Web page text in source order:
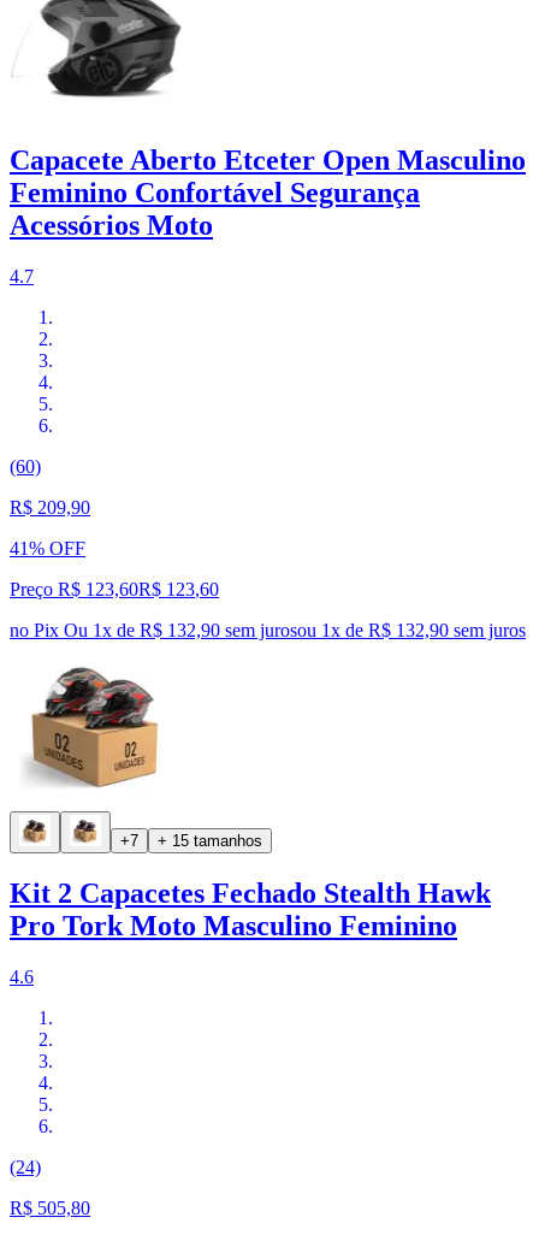
Capacete Aberto Etceter Open Masculino
Feminino Confortável Segurança
Acessórios Moto
4.7
(60)
R$ 209,90
41% OFF
Preço R$ 123,60R$ 123,60
no Pix Ou 1x de R$ 132,90 sem jurosou 1x de R$ 132,90 sem juros
+7 + 15 tamanhos
Kit 2 Capacetes Fechado Stealth Hawk
Pro Tork Moto Masculino Feminino
4.6
(24)
R$ 505,80